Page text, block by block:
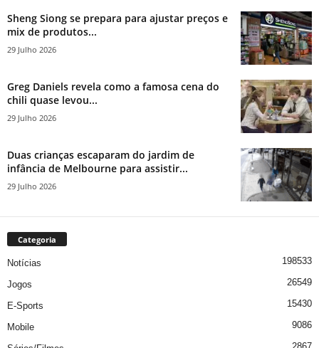
Sheng Siong se prepara para ajustar preços e
mix de produtos...
29 Julho 2026
Greg Daniels revela como a famosa cena do
chili quase levou...
29 Julho 2026
Duas crianças escaparam do jardim de
infância de Melbourne para assistir...
29 Julho 2026
Categoria
Notícias 198533
Jogos 26549
E-Sports 15430
Mobile 9086